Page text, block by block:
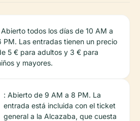
Abierto todos los días de 10 AM a
PM. Las entradas tienen un precio
5 € para adultos y 3 € para
y mayores.
: Abierto de 9 AM a 8 PM. La
entrada está incluida con el ticket
general a la Alcazaba, que cuesta